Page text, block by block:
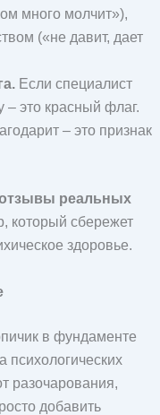
много молчит»),
(«не давит, дает
Если специалист
– это красный флаг.
– это признак
реальных
который сбережет
здоровье.
в фундаменте
психологических
разочарования,
добавить